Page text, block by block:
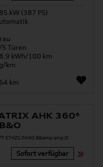
kW (387 PS)
Türen
kWh/100 km
km
km
AHK 360°
Sofort verfügbar